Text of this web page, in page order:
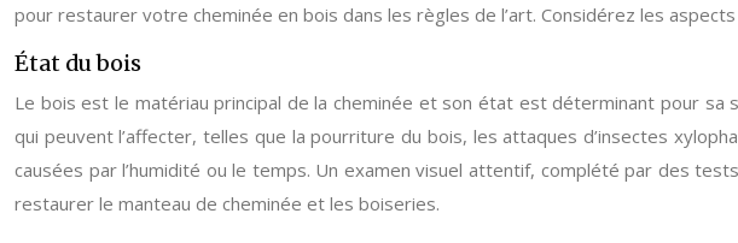
pour restaurer votre cheminée en bois dans les règles de l’art. Considérez les
État du bois
Le bois est le matériau principal de la cheminée et son état est déterminant pour
qui peuvent l’affecter, telles que la pourriture du bois, les attaques d’insectes
causées par l’humidité ou le temps. Un examen visuel attentif, complété par des
restaurer le manteau de cheminée et les boiseries.